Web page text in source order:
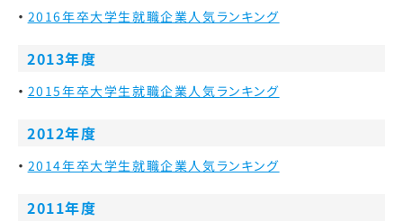
2016年卒大学生就職企業人気ランキング
2013年度
2015年卒大学生就職企業人気ランキング
2012年度
2014年卒大学生就職企業人気ランキング
2011年度